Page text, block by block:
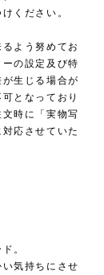
ください。
よう努めてお
の設定及び特
生じる場合が
となっており
時に「実物写
応させていた
。
気持ちにさせ